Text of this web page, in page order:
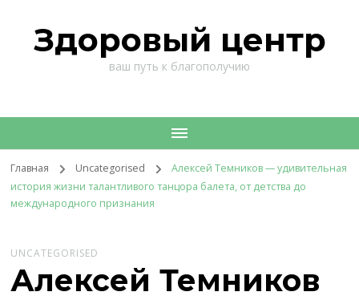
Здоровый центр
ваш путь к благополучию
Главная Uncategorised
Алексей Темников — удивительная
история жизни талантливого танцора балета, от детства до
международного признания
UNCATEGORISED
Алексей Темников